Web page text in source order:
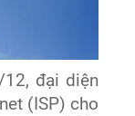
12, đại diện
(ISP) cho